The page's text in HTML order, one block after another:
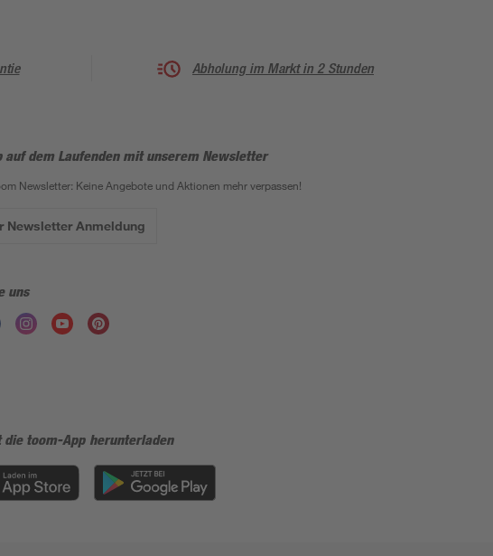
Abholung im Markt in 2 Stunden
auf dem Laufenden mit unserem Newsletter
Newsletter: Keine Angebote und Aktionen mehr verpassen!
Newsletter Anmeldung
uns
die toom-App herunterladen